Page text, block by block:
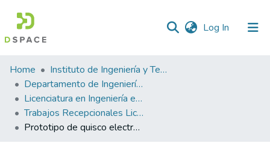
Log In (current)
Statistics
Home
Instituto de Ingeniería y Tecnología
Departamento de Ingeniería Eléctrica y Computación
Licenciatura en Ingeniería en Sistemas Computacionales
Trabajos Recepcionales Licenciatura en Ingeniería en Sistemas Computacionales
Prototipo de quisco electrónico responsivo para servicios de recursos humanos.